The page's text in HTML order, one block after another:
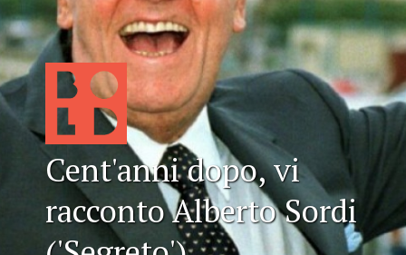
Cent'anni dopo, vi
racconto Alberto Sordi